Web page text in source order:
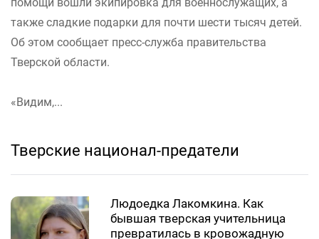
также сладкие подарки для почти шести тысяч детей.
Об этом сообщает пресс-служба правительства
Тверской области.
«Видим,...
Тверские национал-предатели
Людоедка Лакомкина. Как
бывшая тверская учительница
превратилась в кровожадную